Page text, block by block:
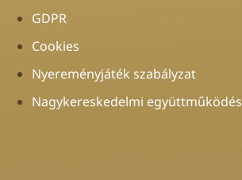
GDPR
Cookies
Nyereményjáték szabályzat
Nagykereskedelmi együttműködés